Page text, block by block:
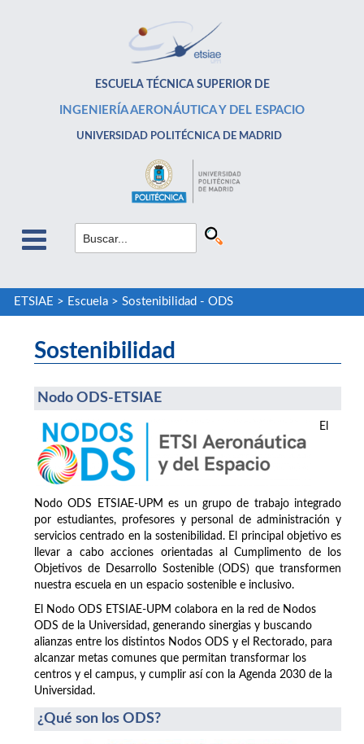
ESCUELA TÉCNICA SUPERIOR DE
INGENIERÍA AERONÁUTICA Y DEL ESPACIO
UNIVERSIDAD POLITÉCNICA DE MADRID
ETSIAE > Escuela> Sostenibilidad - ODS
Sostenibilidad
Nodo ODS-ETSIAE
El
Nodo ODS ETSIAE-UPM es un grupo de trabajo integrado
por estudiantes, profesores y personal de administración y
servicios centrado en la sostenibilidad. El principal objetivo es
llevar a cabo acciones orientadas al Cumplimento de los
Objetivos de Desarrollo Sostenible (ODS) que transformen
nuestra escuela en un espacio sostenible e inclusivo.
El Nodo ODS ETSIAE-UPM colabora en la red de Nodos
ODS de la Universidad, generando sinergias y buscando
alianzas entre los distintos Nodos ODS y el Rectorado, para
alcanzar metas comunes que permitan transformar los
centros y el campus, y cumplir así con la Agenda 2030 de la
Universidad.
¿Qué son los ODS?